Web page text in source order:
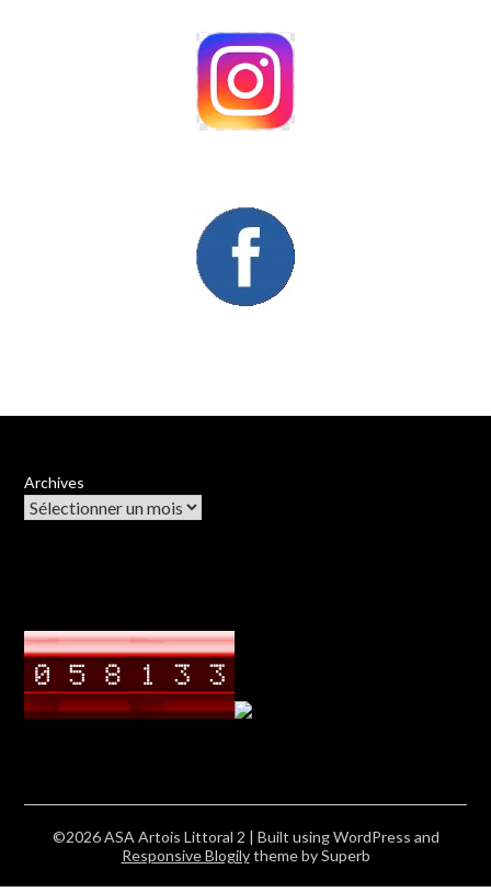
Archives
©2026 ASA Artois Littoral 2 | Built using WordPress and
Responsive Blogilytheme by Superb